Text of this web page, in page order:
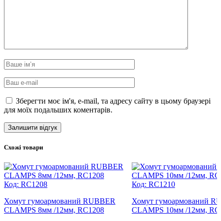
Зберегти моє ім'я, e-mail, та адресу сайту в цьому браузері
для моїх подальших коментарів.
Схожі товари
Код: RC1208
Хомут гумоармований RUBBER
CLAMPS 8мм /12мм, RC1208
Код: RC1210
Хомут гумоармований
CLAMPS 10мм /12мм,